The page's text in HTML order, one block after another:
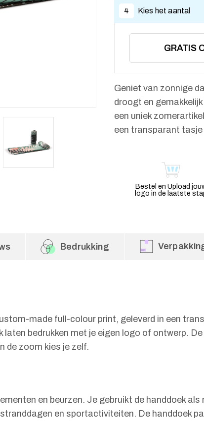
4 Kies het aantal
GRATIS
Geniet van zonnige
droogt en
een uniek
een transparant
Bestel en Upload
logo in de laatste
Bedrukking
made full-colour print, geleverd in een
bedrukken met je eigen logo of ontwerp.
de zoom kies je zelf.
en beurzen. Je gebruikt de handdoek
en sportactiviteiten. De handdoek